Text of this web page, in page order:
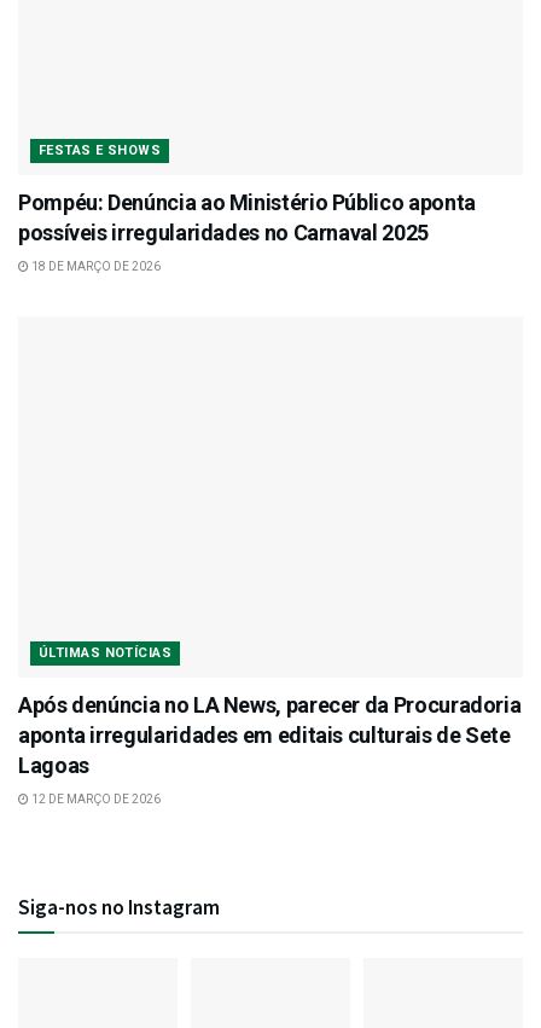
FESTAS E SHOWS
Pompéu: Denúncia ao Ministério Público aponta
possíveis irregularidades no Carnaval 2025
18 DE MARÇO DE 2026
ÚLTIMAS NOTÍCIAS
Após denúncia no LA News, parecer da Procuradoria
aponta irregularidades em editais culturais de Sete
Lagoas
12 DE MARÇO DE 2026
Siga-nos no Instagram